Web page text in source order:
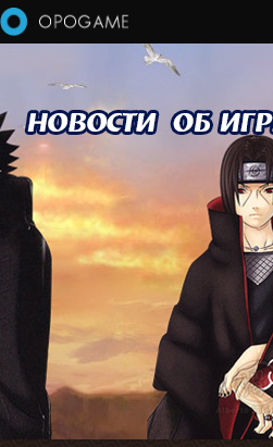
Перейти к основному содержанию